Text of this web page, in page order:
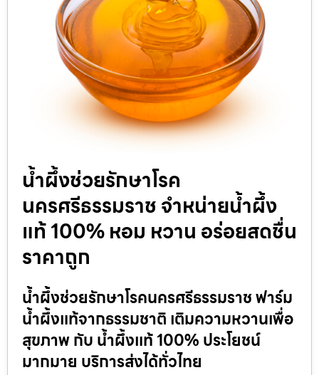
น้ำผึ้งช่วยรักษาโรค
นครศรีธรรมราช จำหน่ายน้ำผึ้ง
แท้ 100% หอม หวาน อร่อยสดชื่น
ราคาถูก
น้ำผึ้งช่วยรักษาโรคนครศรีธรรมราช ฟาร์ม
น้ำผึ้งแท้จากธรรมชาติ เติมความหวานเพื่อ
สุขภาพ กับ น้ำผึ้งแท้ 100% ประโยชน์
มากมาย บริการส่งได้ทั่วไทย